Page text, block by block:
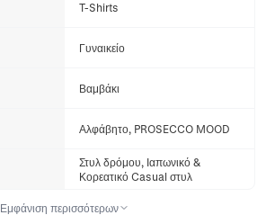
T-Shirts
Γυναικείο
Βαμβάκι
Αλφάβητο, PROSECCO MOOD
Στυλ δρόμου, Ιαπωνικό &
Κορεατικό Casual στυλ
Εμφάνιση περισσότερων